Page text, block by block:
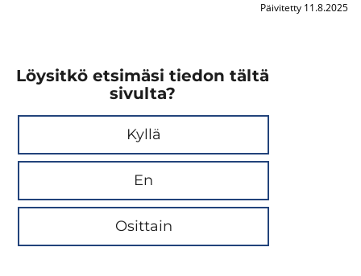
Päivitetty 11.8.2025
Löysitkö etsimäsi tiedon tältä
sivulta?
Kyllä
En
Osittain